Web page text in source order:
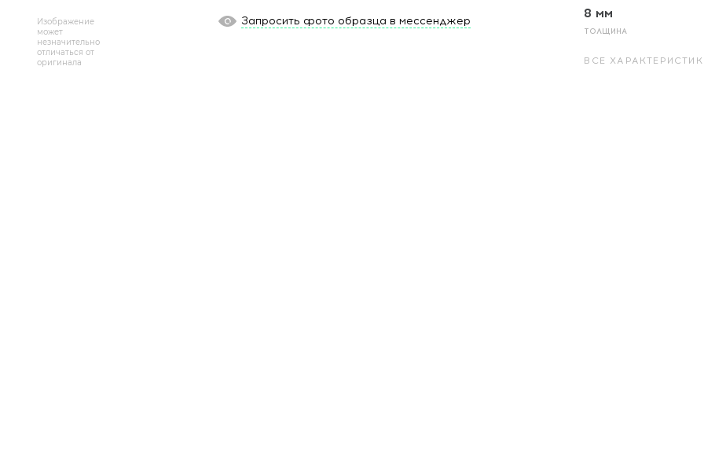
Популярные товары
Изображение
может
незначительно
отличаться от
оригинала
Запросить фото образца в мессенджер
8 мм
ТОЛЩИНА
ВСЕ